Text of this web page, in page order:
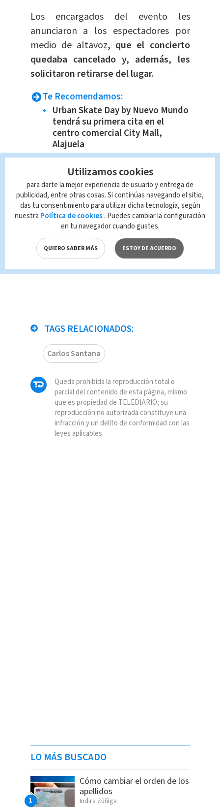
Los encargados del evento les
anunciaron a los espectadores por
medio de altavoz, que el concierto
quedaba cancelado y, además, les
solicitaron retirarse del lugar.
Te Recomendamos:
Urban Skate Day by Nuevo Mundo
tendrá su primera cita en el
centro comercial City Mall,
Alajuela
CNE atendió 7 incidentes por
fuertes lluvias de este 5 de julio
Cierran paso por Ruta 1 debido al
aumento en el cauce de río
Fuerza Pública decomisa
marihuana al atender caso de
violencia intrafamiliar
TAGS RELACIONADOS:
Carlos Santana
Queda prohibida la reproducción total o
parcial del contenido de esta página, mismo
que es propiedad de TELEDIARIO; su
reproducción no autorizada constituye una
infracción y un delito de conformidad con las
leyes aplicables.
LO MÁS BUSCADO
Cómo cambiar el orden de los
apellidos
Indira Zúñiga
Utilizamos cookies
para darte la mejor experiencia de usuario y entrega de
publicidad, entre otras cosas. Si continúas navegando el sitio,
das tu consentimiento para utilizar dicha tecnología, según
nuestra Política de cookies . Puedes cambiar la configuración
en tu navegador cuando gustes.
QUIERO SABER MÁS ESTOY DE ACUERDO